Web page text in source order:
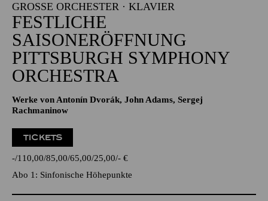
GROSSE ORCHESTER · KLAVIER
FESTLICHE
SAISONERÖFFNUNG
PITTSBURGH SYMPHONY
ORCHESTRA
Werke von Antonín Dvorák, John Adams, Sergej
Rachmaninow
TICKETS
- 110,00 85,00 65,00 25,00 - €
Abo 1: Sinfonische Höhepunkte